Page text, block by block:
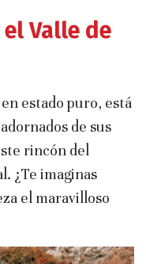
Valle de
estado puro, está
de sus
rincón del
¿Te imaginas
el maravilloso